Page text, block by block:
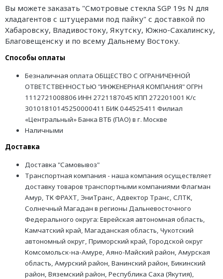
Вы можете заказать "Смотровые стекла SGP 19s N для
хладагентов с штуцерами под пайку" с доставкой по
Хабаровску, Владивостоку, Якутску, Южно-Сахалинску,
Благовещенску и по всему Дальнему Востоку.
Способы оплаты
Безналичная оплата ОБЩЕСТВО С ОГРАНИЧЕННОЙ
ОТВЕТСТВЕННОСТЬЮ "ИНЖЕНЕРНАЯ КОМПАНИЯ" ОГРН
1112721008806 ИНН 2721187045 КПП 272201001 К/с
30101810145250000411 БИК 044525411 Филиал
«Центральный» Банка ВТБ (ПАО) в г. Москве
Наличными
Доставка
Доставка "Самовывоз"
Транспортная компания - наша компания осуществляет
доставку товаров транспортными компаниями Флагман
Амур, ТК ФРАХТ, ЭниТранс, Адвектор Транс, СЛТК,
Солнечный Магадан в регионы Дальневосточного
Федерального округа: Еврейская автономная область,
Камчатский край, Магаданская область, Чукотский
автономный округ, Приморский край, Городской округ
Комсомольск-на-Амуре, Аяно-Майский район, Амурская
область, Амурский район, Ванинский район, Бикинский
район, Вяземский район, Республика Саха (Якутия),